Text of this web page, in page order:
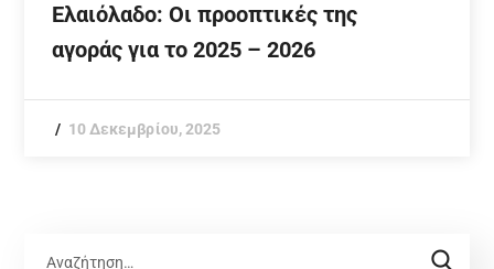
Ελαιόλαδο: Οι προοπτικές της
αγοράς για το 2025 – 2026
10 Δεκεμβρίου, 2025